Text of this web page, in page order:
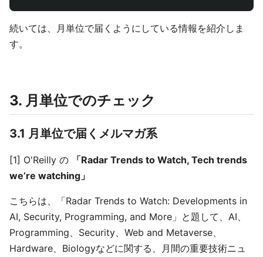
続いては、月単位で届くようにしている情報を紹介しま
す。
3. 月単位でのチェック
3.1 月単位で届くメルマガ系
[1] O'Reilly の
「Radar Trends to Watch, Tech trends
we’re watching」
こちらは、「Radar Trends to Watch: Developments in
AI, Security, Programming, and More」と題して、AI、
Programming、Security、Web and Metaverse、
Hardware、Biologyなどに関する、月間の重要技術ニュ